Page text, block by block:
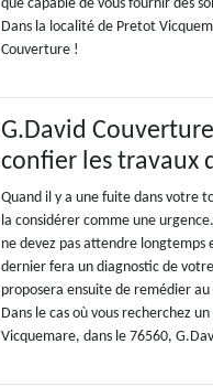
que capable de vous fournir des
Dans la localité de Pretot
Couverture !
G.David
confier les travaux
Quand il y a une fuite dans votre
la considérer comme une
ne devez pas attendre
dernier fera un diagnostic de
proposera ensuite de remédier
Dans le cas où vous recherchez
Vicquemare, dans le 76560,